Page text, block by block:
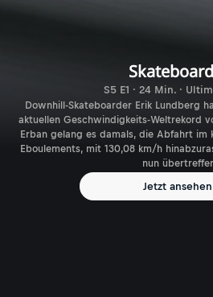
S5 E1 · 24 Min. ·
Downhill-Skateboarder Erik Lundberg
aktuellen Geschwindigkeits-Weltrekord
Erban gelang es damals, die Abfahrt im
Eboulements, mit 130,08 km/h
nun
Jetzt ansehen